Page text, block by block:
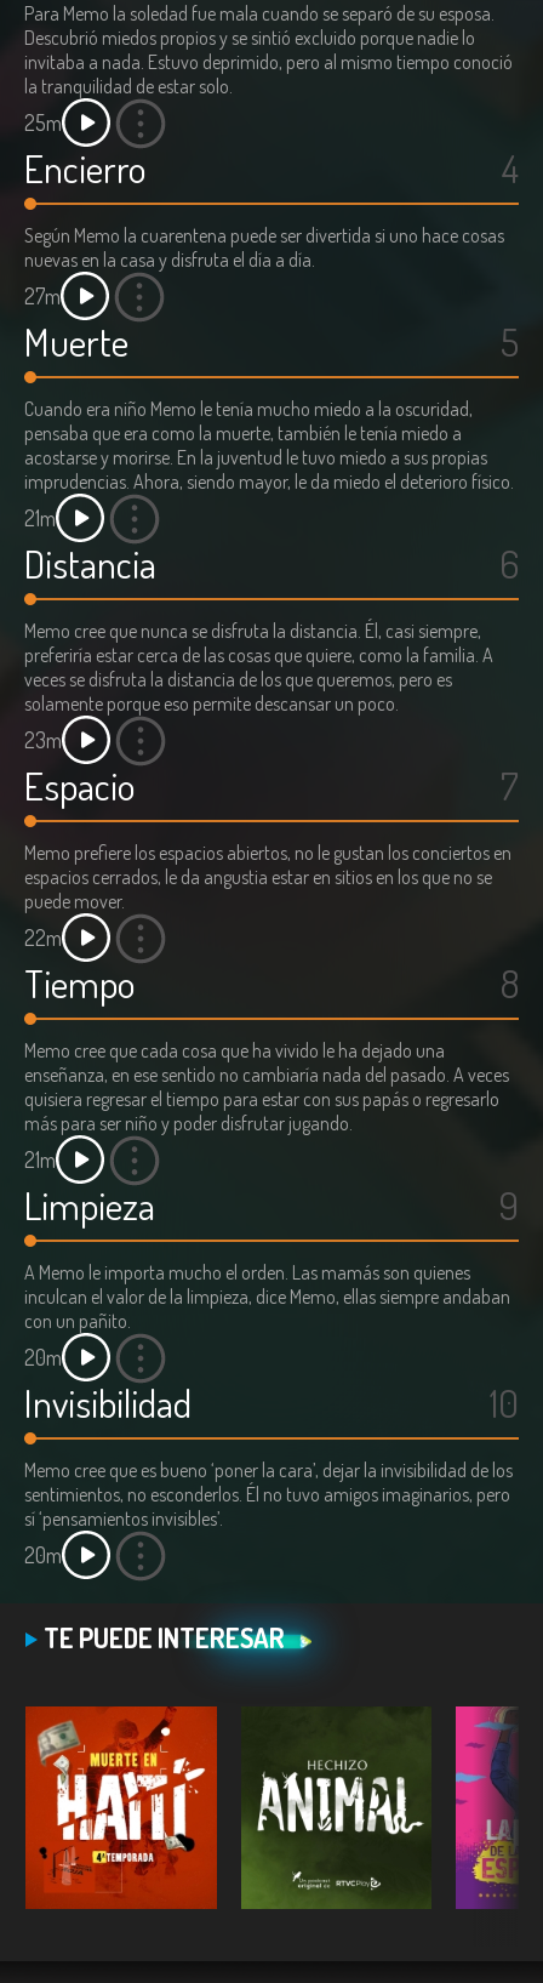
Para Memo la soledad fue mala cuando se separó de su esposa.
Descubrió miedos propios y se sintió excluido porque nadie lo
invitaba a nada. Estuvo deprimido, pero al mismo tiempo conoció
la tranquilidad de estar solo.
25m
Encierro 4
Según Memo la cuarentena puede ser divertida si uno hace cosas
nuevas en la casa y disfruta el día a día.
27m
Muerte 5
Cuando era niño Memo le tenía mucho miedo a la oscuridad,
pensaba que era como la muerte, también le tenía miedo a
acostarse y morirse. En la juventud le tuvo miedo a sus propias
imprudencias. Ahora, siendo mayor, le da miedo el deterioro físico.
21m
Distancia 6
Memo cree que nunca se disfruta la distancia. Él, casi siempre,
preferiría estar cerca de las cosas que quiere, como la familia. A
veces se disfruta la distancia de los que queremos, pero es
solamente porque eso permite descansar un poco.
23m
Espacio 7
Memo prefiere los espacios abiertos, no le gustan los conciertos en
espacios cerrados, le da angustia estar en sitios en los que no se
puede mover.
22m
Tiempo 8
Memo cree que cada cosa que ha vivido le ha dejado una
enseñanza, en ese sentido no cambiaría nada del pasado. A veces
quisiera regresar el tiempo para estar con sus papás o regresarlo
más para ser niño y poder disfrutar jugando.
21m
Limpieza 9
A Memo le importa mucho el orden. Las mamás son quienes
inculcan el valor de la limpieza, dice Memo, ellas siempre andaban
con un pañito.
20m
Invisibilidad 10
Memo cree que es bueno ‘poner la cara’, dejar la invisibilidad de los
sentimientos, no esconderlos. Él no tuvo amigos imaginarios, pero
sí ‘pensamientos invisibles’.
20m
TE PUEDE INTERESAR